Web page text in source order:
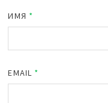
ИМЯ *
EMAIL *